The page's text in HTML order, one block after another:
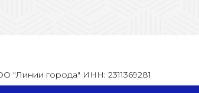
"Линии города" ИНН: 2311369281